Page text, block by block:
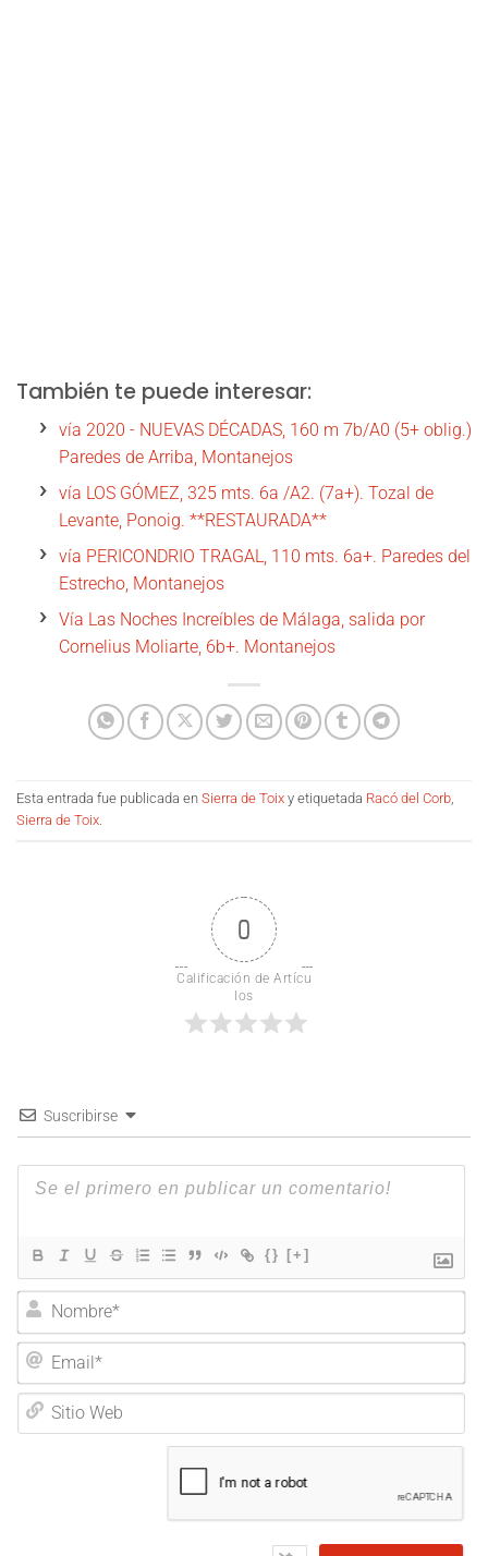
También te puede interesar:
vía 2020 - NUEVAS DÉCADAS, 160 m 7b/A0 (5+ oblig.)
Paredes de Arriba, Montanejos
vía LOS GÓMEZ, 325 mts. 6a /A2. (7a+). Tozal de
Levante, Ponoig. **RESTAURADA**
vía PERICONDRIO TRAGAL, 110 mts. 6a+. Paredes del
Estrecho, Montanejos
Vía Las Noches Increíbles de Málaga, salida por
Cornelius Moliarte, 6b+. Montanejos
Esta entrada fue publicada en Sierra de Toix y etiquetada Racó del Corb,
Sierra de Toix.
0
Calificación de Artícu
los
Suscribirse
{} [+]
Nombre*
Email*